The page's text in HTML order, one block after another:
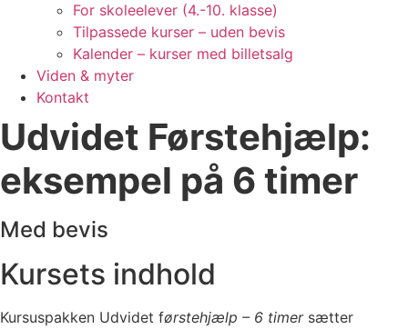
For skoleelever (4.-10. klasse)
Tilpassede kurser – uden bevis
Kalender – kurser med billetsalg
Viden & myter
Kontakt
Udvidet Førstehjælp:
eksempel på 6 timer
Med bevis
Kursets indhold
Kursuspakken Udvidet førstehjælp – 6 timersætter